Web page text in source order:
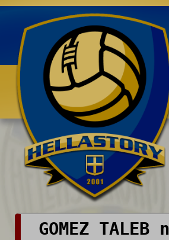
Benvenuti su HELLASTORY.net
GOMEZ